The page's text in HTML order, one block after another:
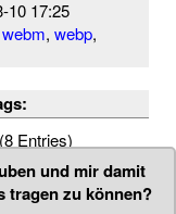
10 17:25
webm, webp,
(8 Entries)
und mir damit
tragen zu können?